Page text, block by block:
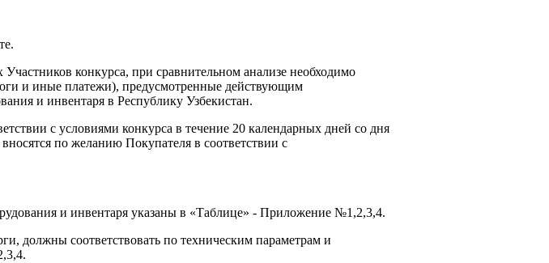
конкурса, при сравнительном анализе необходимо
и иные платежи), предусмотренные действующим
и инвентаря в Республику Узбекистан.
с условиями конкурса в течение 20 календарных дней со дня
по желанию Покупателя в соответствии с
и инвентаря указаны в «Таблице» - Приложение №1,2,3,4.
должны соответствовать по техническим параметрам и